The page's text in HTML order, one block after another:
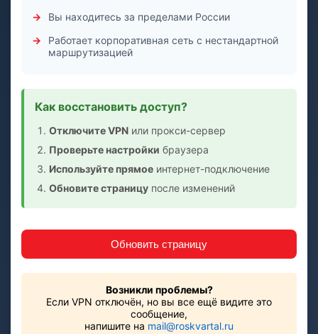
Вы находитесь за пределами России
Работает корпоративная сеть с нестандартной
маршрутизацией
Как восстановить доступ?
Отключите VPN или прокси-сервер
Проверьте настройки браузера
Используйте прямое интернет-подключение
Обновите страницу после изменений
Обновить страницу
Возникли проблемы?
Если VPN отключён, но вы все ещё видите это
сообщение,
напишите на mail@roskvartal.ru